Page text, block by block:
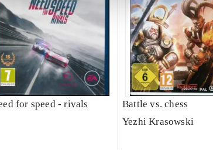
for speed - rivals
Battle vs. chess
Yezhi Krasowski